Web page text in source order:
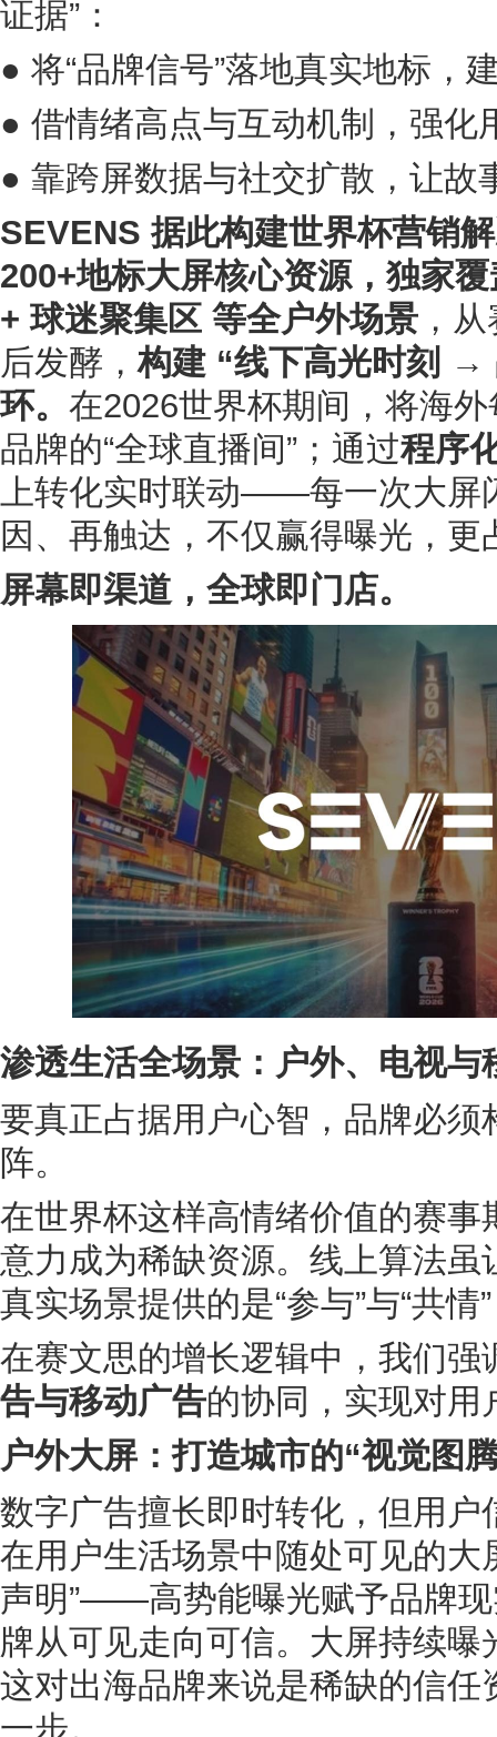
证据”：
● 将“品牌信号”落地真实地标，
● 借情绪高点与互动机制，强化
● 靠跨屏数据与社交扩散，让故
SEVENS 据此构建世界杯营销
200+地标大屏核心资源，独家
+ 球迷聚集区 等全户外场景 ，
后发酵，构建 “线下高光时刻 →
环。 在2026世界杯期间，将海
品牌的“全球直播间”；通过程序
上转化实时联动——每一次大屏
因、再触达，不仅赢得曝光，
屏幕即渠道，全球即门店。
渗透生活全场景：户外、电视与
要真正占据用户心智，品牌必须
阵。
在世界杯这样高情绪价值的赛
意力成为稀缺资源。线上算法
真实场景提供的是“参与”与“共
在赛文思的增长逻辑中，我们强
告与移动广告的协同，实现对用
户外大屏：打造城市的“视觉图
数字广告擅长即时转化，但用
在用户生活场景中随处可见的大
声明”——高势能曝光赋予品牌
牌从可见走向可信。大屏持续
这对出海品牌来说是稀缺的信
一步。